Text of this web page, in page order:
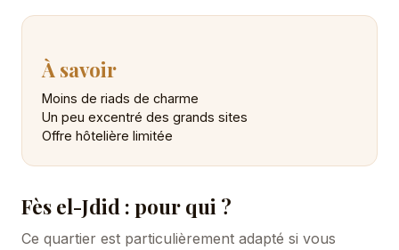
À savoir
Moins de riads de charme
Un peu excentré des grands sites
Offre hôtelière limitée
Fès el-Jdid : pour qui ?
Ce quartier est particulièrement adapté si vous